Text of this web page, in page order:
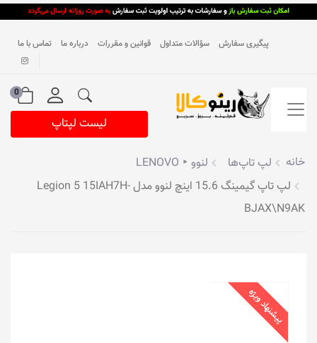
پیگیری سفارش سؤالات متداول قوانین و مقررات درباره ما تماس با ما
0
لیست لپتاپ
خانه لپ تاپ‌ها
لنوو ‣ LENOVO
لپ تاپ گیمینگ 15.6 اینچ لنوو مدل Legion 5 15IAH7H-
BJAX\N9AK
پیشنهاد ویژه